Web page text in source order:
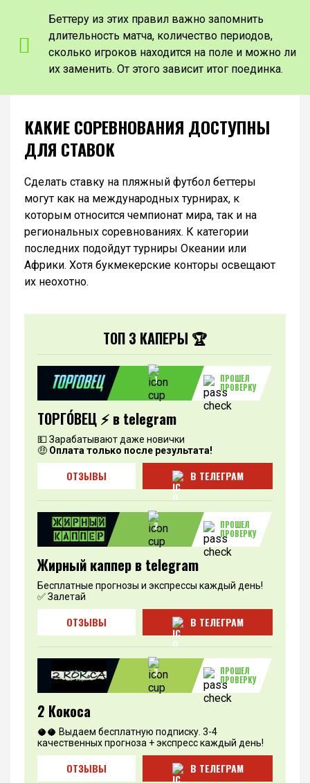
Беттеру из этих правил важно запомнить
длительность матча, количество периодов,
сколько игроков находится на поле и можно ли
их заменить. От этого зависит итог поединка.
КАКИЕ СОРЕВНОВАНИЯ ДОСТУПНЫ
ДЛЯ СТАВОК
Сделать ставку на пляжный футбол беттеры
могут как на международных турнирах, к
которым относится чемпионат мира, так и на
региональных соревнованиях. К категории
последних подойдут турниры Океании или
Африки. Хотя букмекерские конторы освещают
их неохотно.
ТОП 3 КАПЕРЫ 🏆
1
ПРОШЕЛ
ПРОВЕРКУ
ТОРГО́ВЕЦ ⚡️ в telegram
💵 Зарабатывают даже новички
🤑 Оплата только после результата!
ОТЗЫВЫ В ТЕЛЕГРАМ
2
ПРОШЕЛ
ПРОВЕРКУ
Жирный каппер в telegram
Бесплатные прогнозы и экспрессы каждый день!
✅ Залетай
ОТЗЫВЫ В ТЕЛЕГРАМ
3
ПРОШЕЛ
ПРОВЕРКУ
2 Кокоса
🥥🥥 Выдаем бесплатную подписку. 3-4
качественных прогноза + экспресс каждый день!
ОТЗЫВЫ В ТЕЛЕГРАМ